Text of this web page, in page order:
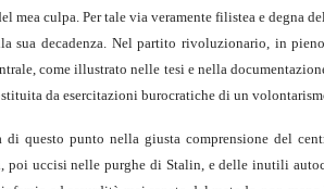
mea culpa. Per tale via veramente filistea e degna
sua decadenza. Nel partito rivoluzionario, in
come illustrato nelle tesi e nella
da esercitazioni burocratiche di un
di questo punto nella giusta comprensione del
poi uccisi nelle purghe di Stalin, e delle inutili